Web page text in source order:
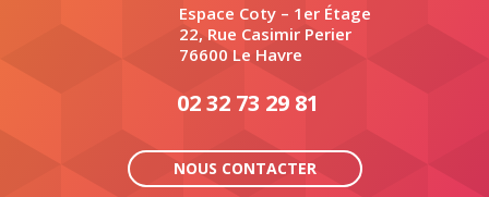
Espace Coty – 1er Étage
22, Rue Casimir Perier
76600 Le Havre
02 32 73 29 81
NOUS CONTACTER